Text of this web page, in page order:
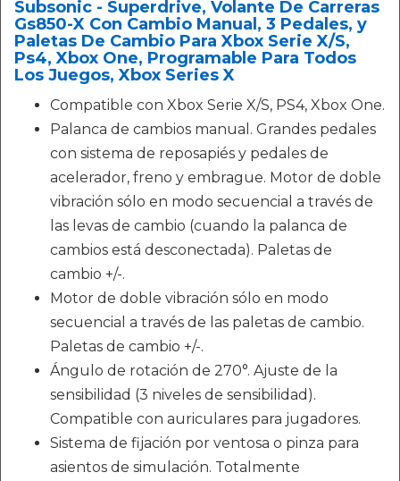
Subsonic - Superdrive, Volante De Carreras
Gs850-X Con Cambio Manual, 3 Pedales, y
Paletas De Cambio Para Xbox Serie X/S,
Ps4, Xbox One, Programable Para Todos
Los Juegos, Xbox Series X
Compatible con Xbox Serie X/S, PS4, Xbox One.
Palanca de cambios manual. Grandes pedales
con sistema de reposapiés y pedales de
acelerador, freno y embrague. Motor de doble
vibración sólo en modo secuencial a través de
las levas de cambio (cuando la palanca de
cambios está desconectada). Paletas de
cambio +/-.
Motor de doble vibración sólo en modo
secuencial a través de las paletas de cambio.
Paletas de cambio +/-.
Ángulo de rotación de 270°. Ajuste de la
sensibilidad (3 niveles de sensibilidad).
Compatible con auriculares para jugadores.
Sistema de fijación por ventosa o pinza para
asientos de simulación. Totalmente